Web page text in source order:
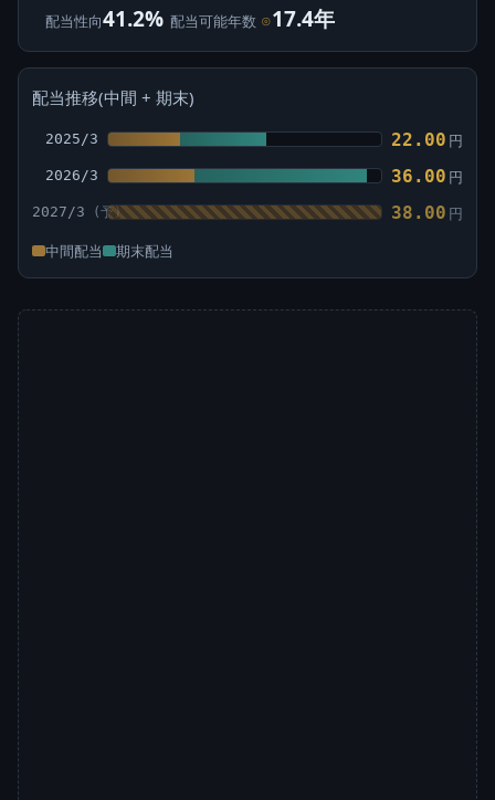
配当性向41.2% 配当可能年数 ⊙17.4年
配当推移(中間 + 期末)
2025/3 22.00 円
2026/3 36.00 円
2027/3 38.00 円
中間配当 期末配当